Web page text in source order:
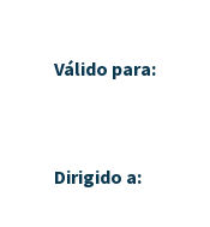
Válido para:
Dirigido a: